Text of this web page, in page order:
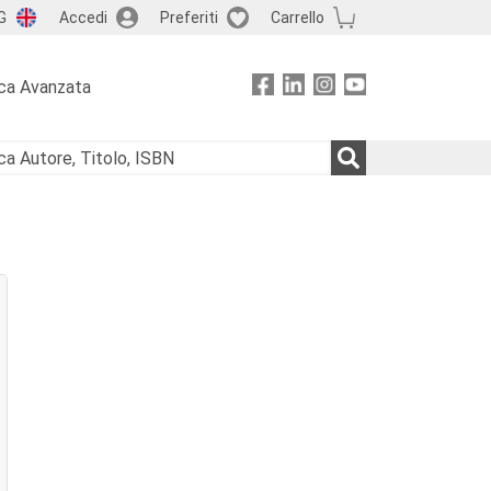
Accedi Preferiti Carrello
Avanzata